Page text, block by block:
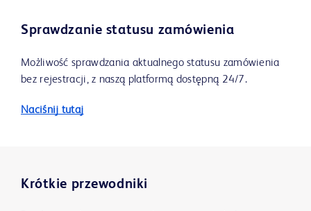
Sprawdzanie statusu zamówienia
Możliwość sprawdzania aktualnego statusu zamówienia
bez rejestracji, z naszą platformą dostępną 24/7.
Naciśnij tutaj
Krótkie przewodniki